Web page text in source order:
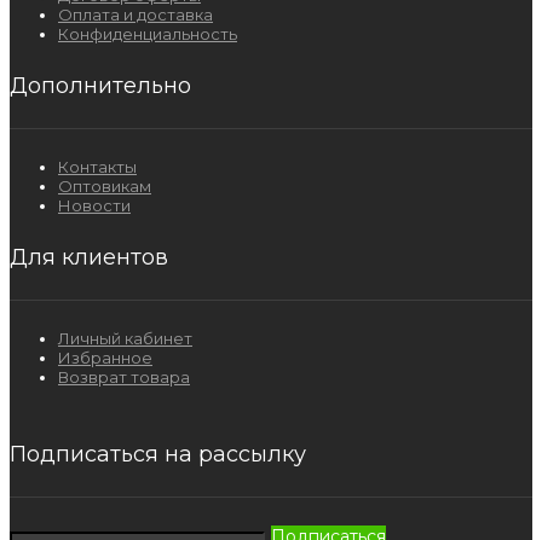
Оплата и доставка
Конфиденциальность
Дополнительно
Контакты
Оптовикам
Новости
Для клиентов
Личный кабинет
Избранное
Возврат товара
Подписаться на рассылку